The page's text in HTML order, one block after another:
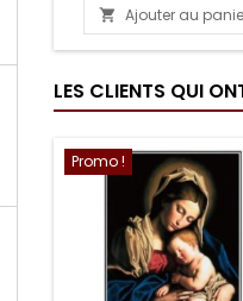
 Ajouter au
LES CLIENTS QUI
Promo !